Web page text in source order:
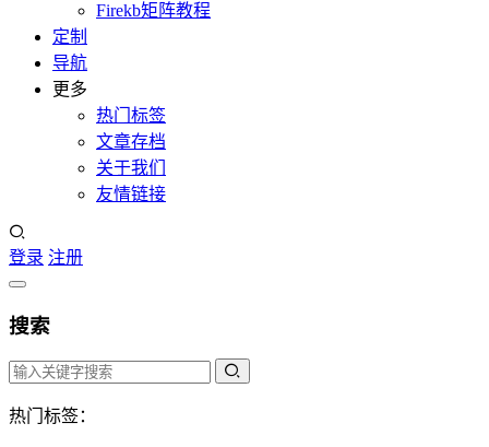
Firekb矩阵教程
定制
导航
更多
热门标签
文章存档
关于我们
友情链接
登录 注册
搜索
热门标签：